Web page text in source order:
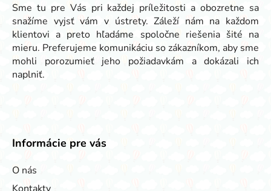
Sme tu pre Vás pri každej príležitosti a obozretne sa
snažíme vyjsť vám v ústrety. Záleží nám na každom
klientovi a preto hľadáme spoločne riešenia šité na
mieru. Preferujeme komunikáciu so zákazníkom, aby sme
mohli porozumieť jeho požiadavkám a dokázali ich
naplniť.
Informácie pre vás
O nás